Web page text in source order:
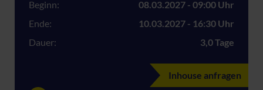
Beginn:
08.03.2027 - 09:00 Uhr
Ende:
10.03.2027 - 16:30 Uhr
Dauer:
3,0 Tage
Inhouse anfragen